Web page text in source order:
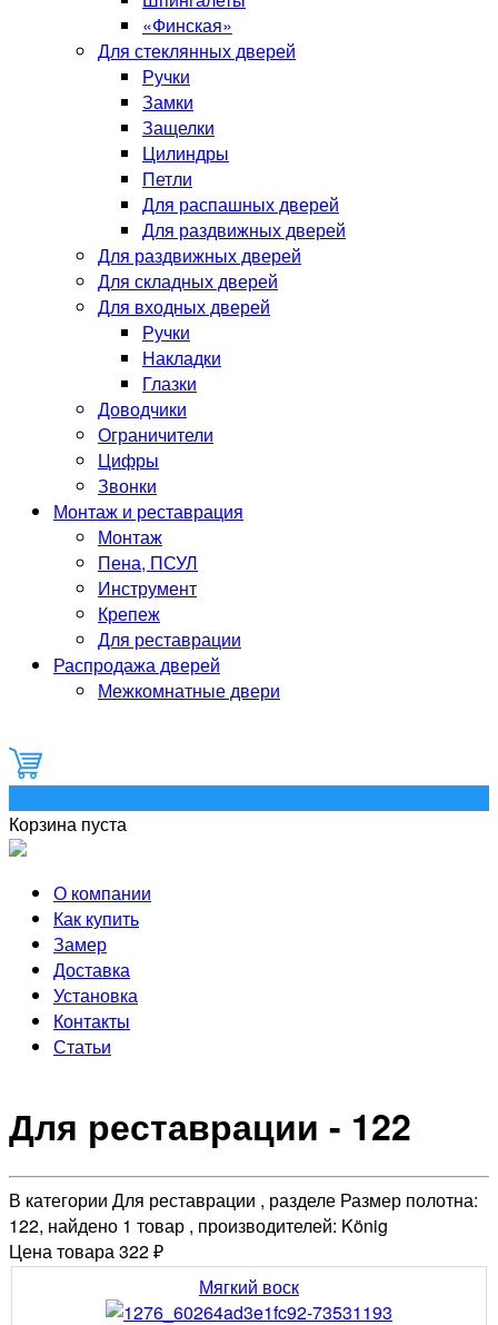
«Финская»
Для стеклянных дверей
Ручки
Замки
Защелки
Цилиндры
Петли
Для распашных дверей
Для раздвижных дверей
Для раздвижных дверей
Для складных дверей
Для входных дверей
Ручки
Накладки
Глазки
Доводчики
Ограничители
Цифры
Звонки
Монтаж и реставрация
Монтаж
Пена, ПСУЛ
Инструмент
Крепеж
Для реставрации
Распродажа дверей
Межкомнатные двери
Корзина пуста
О компании
Как купить
Замер
Доставка
Установка
Контакты
Статьи
Для реставрации - 122
В категории Для реставрации , разделе Размер полотна:
122, найдено 1 товар , производителей: König
Цена товара 322 ₽
Мягкий воск